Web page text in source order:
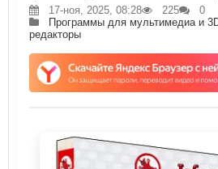
17-ноя, 2025, 08:28 225
0
Программы для мультимедиа и
редакторы